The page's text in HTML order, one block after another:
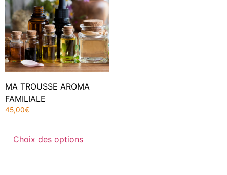
MA TROUSSE AROMA
FAMILIALE
45,00€
Choix des options